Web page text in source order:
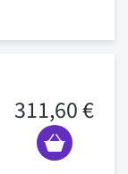
311,60 €